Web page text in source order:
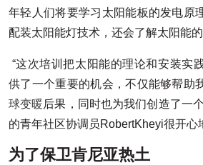
年轻人们将要学习太阳能板的发电原
配装太阳能灯技术，还会了解太阳能的
“这次培训把太阳能的理论和安装实
供了一个重要的机会，不仅能够帮助
球变暖后果，同时也为我们创造了一
的青年社区协调员RobertKheyi很开心
为了保卫肯尼亚热土